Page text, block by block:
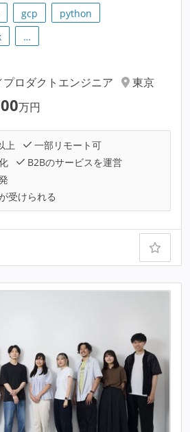
gcp
python
…
ロダクトエンジニア
東京
万円
上
一部リモート可
B2Bのサービスを運営
受けられる